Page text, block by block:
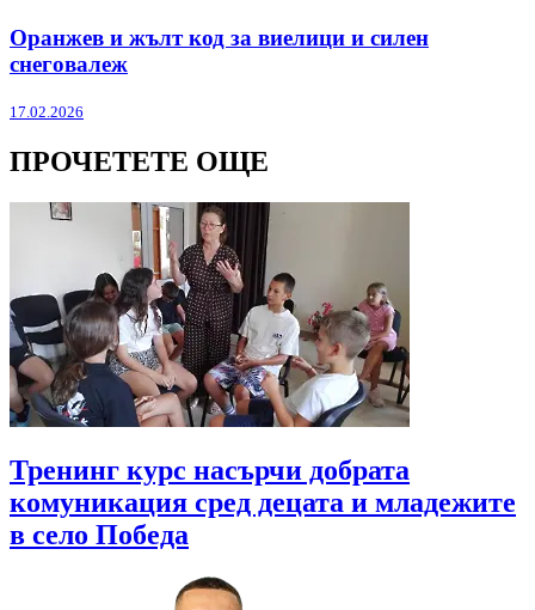
Оранжев и жълт код за виелици и силен
снеговалеж
17.02.2026
ПРОЧЕТЕТЕ ОЩЕ
Тренинг курс насърчи добрата
комуникация сред децата и младежите
в село Победа